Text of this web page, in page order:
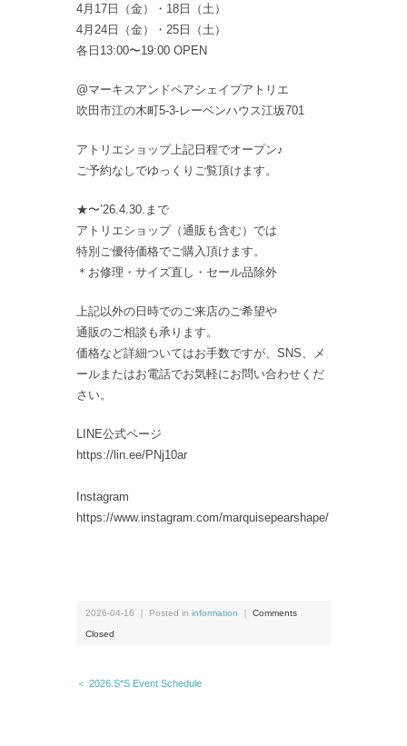
4月17日（金）・18日（土）
4月24日（金）・25日（土）
各日13:00〜19:00 OPEN
@マーキスアンドペアシェイプアトリエ
吹田市江の木町5-3-レーベンハウス江坂701
アトリエショップ上記日程でオープン♪
ご予約なしでゆっくりご覧頂けます。
★〜’26.4.30.まで
アトリエショップ（通販も含む）では
特別ご優待価格でご購入頂けます。
＊お修理・サイズ直し・セール品除外
上記以外の日時でのご来店のご希望や
通販のご相談も承ります。
価格など詳細ついてはお手数ですが、SNS、メ
ールまたはお電話でお気軽にお問い合わせくだ
さい。
LINE公式ページ
https://lin.ee/PNj10ar
Instagram
https://www.instagram.com/marquisepearshape/
2026-04-16 ｜ Posted in information Comments
Closed
＜ 2026.S*S Event Schedule